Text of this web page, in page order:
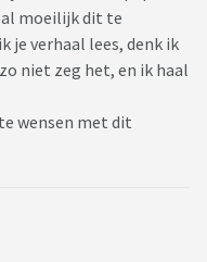
moeilijk dit te
je verhaal lees, denk ik
niet zeg het, en ik haal
wensen met dit